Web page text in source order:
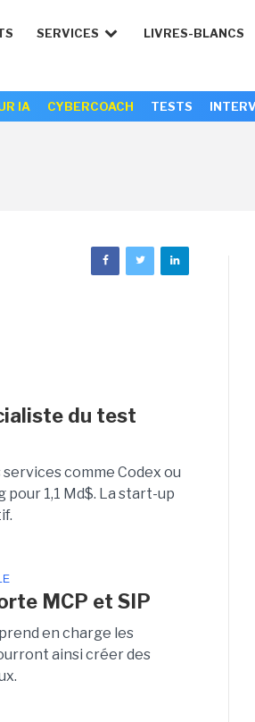
SERVICES LIVRES-BLANCS
IA CYBERCOACH TESTS
du test
comme Codex ou
pour 1,1 Md$. La start-up
MCP et SIP
en charge les
ainsi créer des